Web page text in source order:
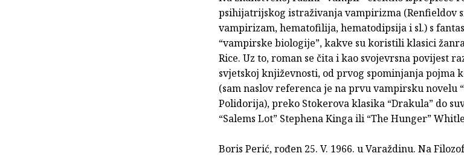
psihijatrijskog istraživanja vampirizma (Renfieldov
vampirizam, hematofilija, hematodipsija i sl.) s
“vampirske biologije”, kakve su koristili klasici
Rice. Uz to, roman se čita i kao svojevrsna povijest
svjetskoj književnosti, od prvog spominjanja pojma
(sam naslov referenca je na prvu vampirsku novelu
Polidorija), preko Stokerova klasika “Drakula” do
“Salems Lot” Stephena Kinga ili “The Hunger”
Boris Perić, rođen 25. V. 1966. u Varaždinu. Na